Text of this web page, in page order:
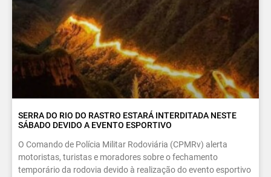
SERRA DO RIO DO RASTRO ESTARÁ INTERDITADA NESTE
SÁBADO DEVIDO A EVENTO ESPORTIVO
O Comando de Polícia Militar Rodoviária (CPMRv) alerta
motoristas, turistas e moradores sobre o fechamento
temporário da rodovia devido à realização do evento esportivo